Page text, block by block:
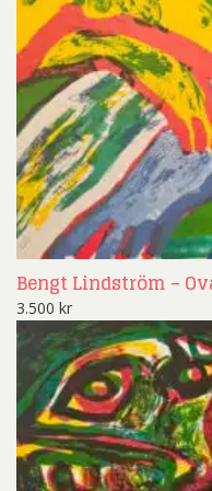
Bengt Lindström –
3.500 kr